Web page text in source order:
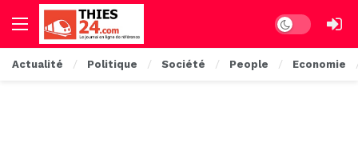
Dark mode
Actualité Politique Société People Economie